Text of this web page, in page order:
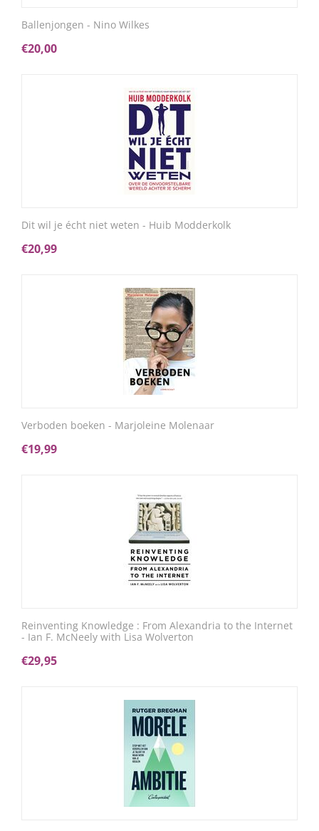
Ballenjongen - Nino Wilkes
€20,00
Dit wil je écht niet weten - Huib Modderkolk
€20,99
Verboden boeken - Marjoleine Molenaar
€19,99
Reinventing Knowledge : From Alexandria to the Internet
- Ian F. McNeely with Lisa Wolverton
€29,95